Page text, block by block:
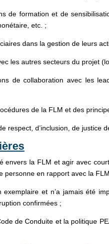
et de
etc. ;
dans la gestion de leurs
autres secteurs du projet
collaboration avec les
de la FLM et des
d’inclusion, de justice
la FLM et agir avec
personne en rapport avec la
et n’a jamais été
confirmées ;
Conduite et la politique